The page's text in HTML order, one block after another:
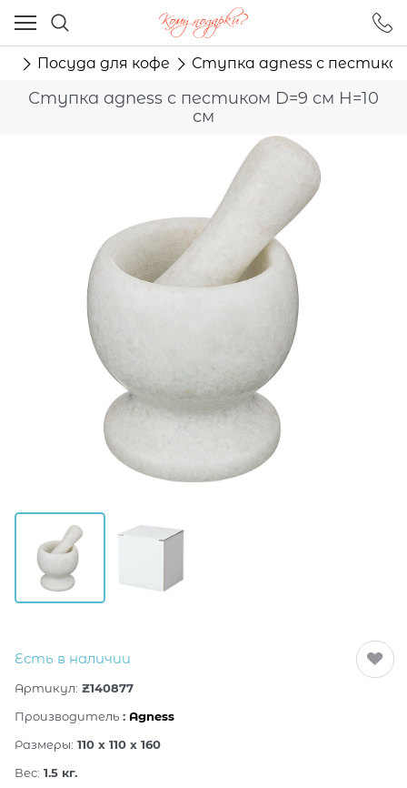
Посуда для кофе Ступка agness с пестиком
Ступка agness с пестиком D=9 см H=10
см
Есть в наличии
Артикул: Z140877
Производитель : Agness
Размеры: 110 x 110 x 160
Вес: 1.5 кг.
Ваш город - Москва,
угадали?
ДА НЕТ